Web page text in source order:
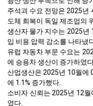
주석괴 수요 전망은 2025년
도체 회복이 독일 제조업의
생산자 물가 지수는 2025년
입 비용 압력 감소를 나타냈
유럽 자동차 부문 수요는
에 승용차 생산이 증가하였
산업생산은 2025년 10월에
에 1.1% 증가했다.
소비자 신뢰는 2025년 12
였다.